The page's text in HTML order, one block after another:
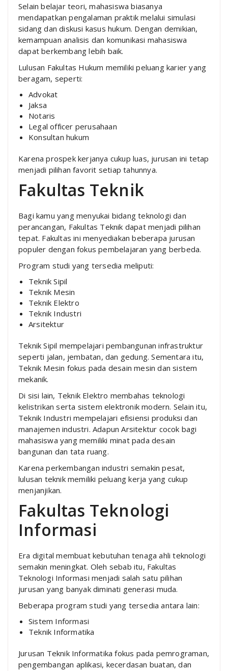
Selain belajar teori, mahasiswa biasanya
mendapatkan pengalaman praktik melalui simulasi
sidang dan diskusi kasus hukum. Dengan demikian,
kemampuan analisis dan komunikasi mahasiswa
dapat berkembang lebih baik.
Lulusan Fakultas Hukum memiliki peluang karier yang
beragam, seperti:
Advokat
Jaksa
Notaris
Legal officer perusahaan
Konsultan hukum
Karena prospek kerjanya cukup luas, jurusan ini tetap
menjadi pilihan favorit setiap tahunnya.
Fakultas Teknik
Bagi kamu yang menyukai bidang teknologi dan
perancangan, Fakultas Teknik dapat menjadi pilihan
tepat. Fakultas ini menyediakan beberapa jurusan
populer dengan fokus pembelajaran yang berbeda.
Program studi yang tersedia meliputi:
Teknik Sipil
Teknik Mesin
Teknik Elektro
Teknik Industri
Arsitektur
Teknik Sipil mempelajari pembangunan infrastruktur
seperti jalan, jembatan, dan gedung. Sementara itu,
Teknik Mesin fokus pada desain mesin dan sistem
mekanik.
Di sisi lain, Teknik Elektro membahas teknologi
kelistrikan serta sistem elektronik modern. Selain itu,
Teknik Industri mempelajari efisiensi produksi dan
manajemen industri. Adapun Arsitektur cocok bagi
mahasiswa yang memiliki minat pada desain
bangunan dan tata ruang.
Karena perkembangan industri semakin pesat,
lulusan teknik memiliki peluang kerja yang cukup
menjanjikan.
Fakultas Teknologi
Informasi
Era digital membuat kebutuhan tenaga ahli teknologi
semakin meningkat. Oleh sebab itu, Fakultas
Teknologi Informasi menjadi salah satu pilihan
jurusan yang banyak diminati generasi muda.
Beberapa program studi yang tersedia antara lain:
Sistem Informasi
Teknik Informatika
Jurusan Teknik Informatika fokus pada pemrograman,
pengembangan aplikasi, kecerdasan buatan, dan